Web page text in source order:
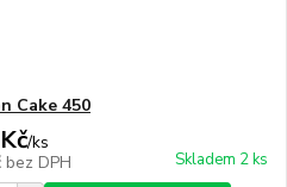
Cake 450
/ks
bez DPH Skladem 2 ks